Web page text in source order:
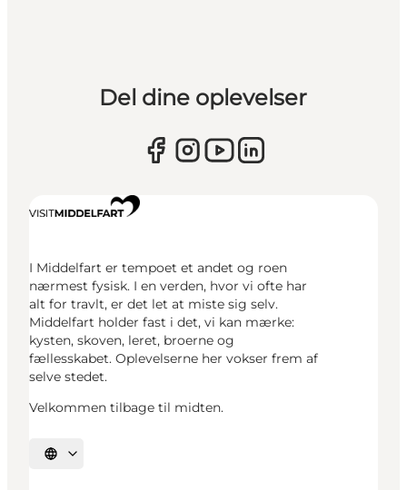
Del dine oplevelser
I Middelfart er tempoet et andet og roen
nærmest fysisk. I en verden, hvor vi ofte har
alt for travlt, er det let at miste sig selv.
Middelfart holder fast i det, vi kan mærke:
kysten, skoven, leret, broerne og
fællesskabet. Oplevelserne her vokser frem af
selve stedet.
Velkommen tilbage til midten.
Vælg sprog